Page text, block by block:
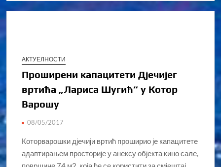
АКТУЕЛНОСТИ
Проширени капацитети Дјечијег
вртића „Лариса Шугић“ у Котор
Варошу
08/05/2017
Которварошки дјечији вртић проширио је капацитете
адаптирањем просторије у анексу објекта кино сале,